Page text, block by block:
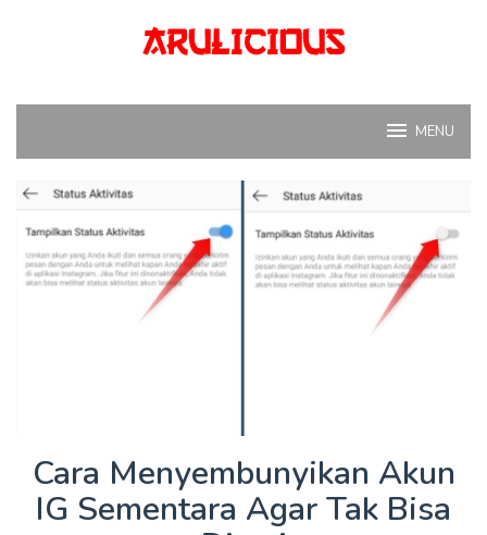
MENU
Cara Menyembunyikan Akun
IG Sementara Agar Tak Bisa